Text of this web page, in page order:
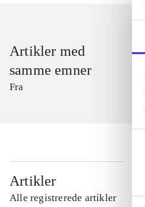
Artikler med
samme emner
Fra
Artikler
Alle registrerede artikler